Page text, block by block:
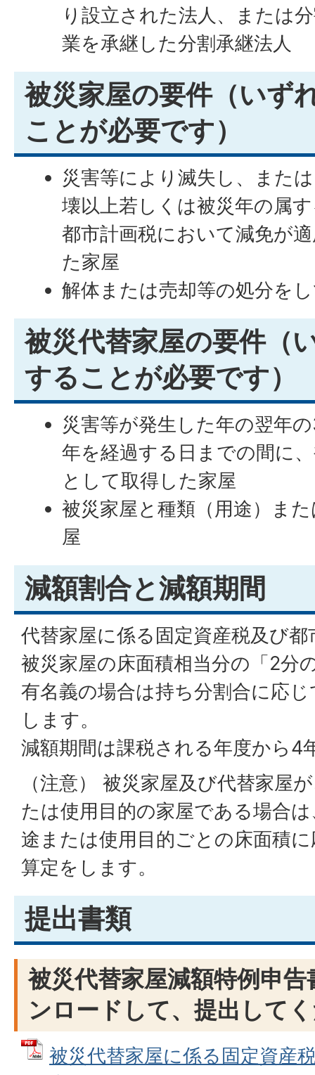
り設立された法人、または
業を承継した分割承継法人
被災家屋の要件（いず
ことが必要です）
災害等により滅失し、また
壊以上若しくは被災年の属
都市計画税において減免が
た家屋
解体または売却等の処分を
被災代替家屋の要件（
することが必要です）
災害等が発生した年の翌年
年を経過する日までの間に
として取得した家屋
被災家屋と種類（用途）ま
屋
減額割合と減額期間
代替家屋に係る固定資産税及び
被災家屋の床面積相当分の「2分
有名義の場合は持ち分割合に応
します。
減額期間は課税される年度から4
（注意） 被災家屋及び代替家屋
たは使用目的の家屋である場合
途または使用目的ごとの床面積
算定をします。
提出書類
被災代替家屋減額特例申
ンロードして、提出して
被災代替家屋に係る固定資産